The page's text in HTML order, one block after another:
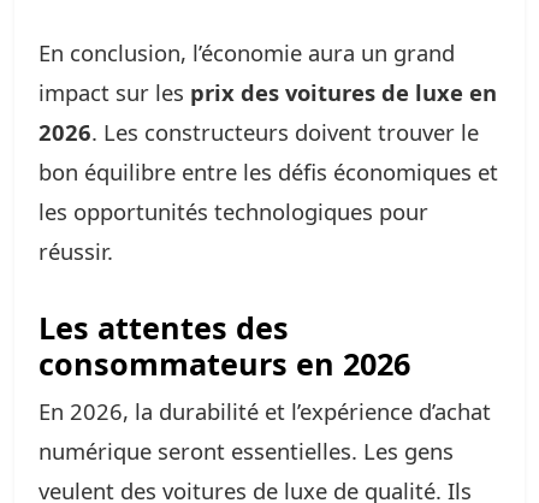
En conclusion, l’économie aura un grand
impact sur les prix des voitures de luxe en
2026. Les constructeurs doivent trouver le
bon équilibre entre les défis économiques et
les opportunités technologiques pour
réussir.
Les attentes des
consommateurs en 2026
En 2026, la durabilité et l’expérience d’achat
numérique seront essentielles. Les gens
veulent des voitures de luxe de qualité. Ils